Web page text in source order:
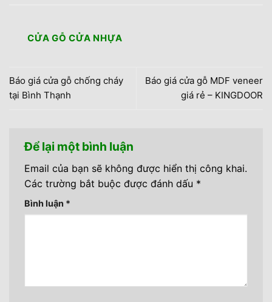
CỬA GỖ CỬA NHỰA
Báo giá cửa gỗ chống cháy
tại Bình Thạnh
Báo giá cửa gỗ MDF veneer
giá rẻ – KINGDOOR
Để lại một bình luận
Email của bạn sẽ không được hiển thị công khai.
Các trường bắt buộc được đánh dấu *
Bình luận *